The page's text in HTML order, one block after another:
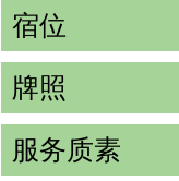
宿位
牌照
服务质素